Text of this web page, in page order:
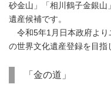
砂金山」「相川鶴子金銀
遺産候補です。
令和5年1月日本政府より
の世界文化遺産登録を目指
「金の道」